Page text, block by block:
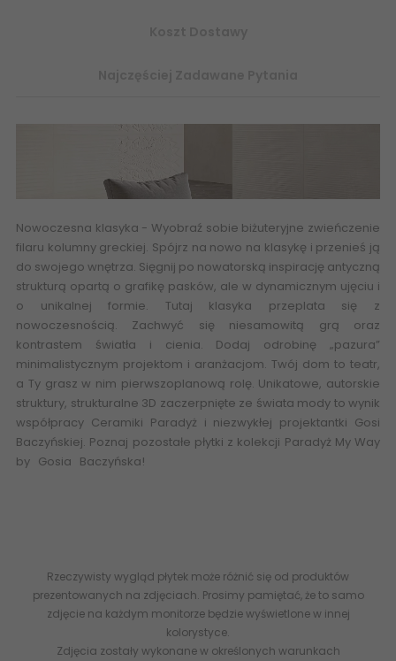
Nowoczesna klasyka - Wyobraź sobie biżuteryjne zwieńczenie
filaru kolumny greckiej. Spójrz na nowo na klasykę i przenieś ją
do swojego wnętrza. Sięgnij po nowatorską inspirację antyczną
strukturą opartą o grafikę pasków, ale w dynamicznym ujęciu i
o unikalnej formie. Tutaj klasyka przeplata się z
nowoczesnością. Zachwyć się niesamowitą grą oraz
kontrastem światła i cienia. Dodaj odrobinę „pazura”
minimalistycznym projektom i aranżacjom. Twój dom to teatr,
a Ty grasz w nim pierwszoplanową rolę. Unikatowe, autorskie
struktury, strukturalne 3D zaczerpnięte ze świata mody to wynik
współpracy Ceramiki Paradyż i niezwykłej projektantki Gosi
Baczyńskiej. Poznaj pozostałe płytki z kolekcji Paradyż My Way
by Gosia Baczyńska!
Rzeczywisty wygląd płytek może różnić się od produktów
prezentowanych na zdjęciach. Prosimy pamiętać, że to samo
zdjęcie na każdym monitorze będzie wyświetlone w innej
kolorystyce.
Zdjęcia zostały wykonane w określonych warunkach